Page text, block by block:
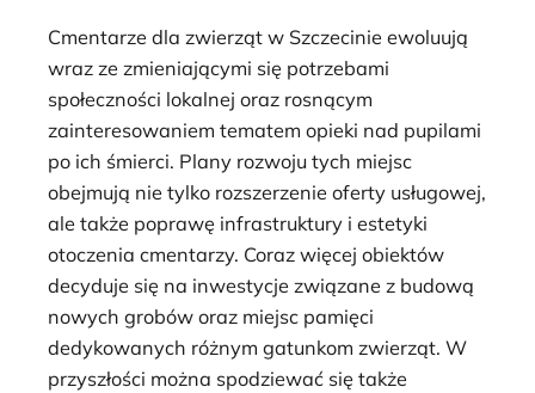
Cmentarze dla zwierząt w Szczecinie ewoluują
wraz ze zmieniającymi się potrzebami
społeczności lokalnej oraz rosnącym
zainteresowaniem tematem opieki nad pupilami
po ich śmierci. Plany rozwoju tych miejsc
obejmują nie tylko rozszerzenie oferty usługowej,
ale także poprawę infrastruktury i estetyki
otoczenia cmentarzy. Coraz więcej obiektów
decyduje się na inwestycje związane z budową
nowych grobów oraz miejsc pamięci
dedykowanych różnym gatunkom zwierząt. W
przyszłości można spodziewać się także